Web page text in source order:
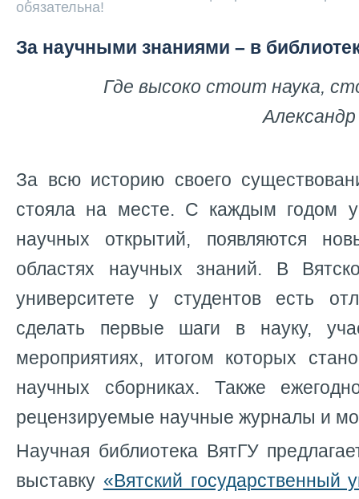
обязательна!
За научными знаниями – в
Где высоко стоит наука,
За всю историю своего
стояла на месте. С каждым годом
научных открытий, появляются
областях научных знаний. В
университете у студентов есть
сделать первые шаги в науку,
мероприятиях, итогом которых
научных сборниках. Также
рецензируемые научные журналы и
Научная библиотека ВятГУ
выставку «Вятский государственный